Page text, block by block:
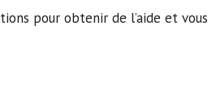
pour obtenir de l’aide et vous